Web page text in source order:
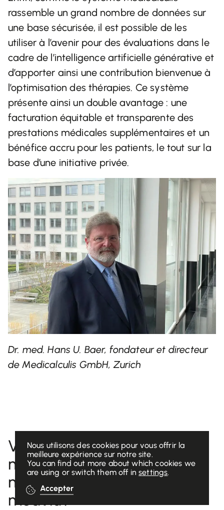
rassemble un grand nombre de données sur
une base sécurisée, il est possible de les
utiliser à l’avenir pour des évaluations dans le
cadre de l’intelligence artificielle générative et
d’apporter ainsi une contribution bienvenue à
l’optimisation des thérapies. Ce système
présente ainsi un double avantage : une
facturation équitable et transparente des
prestations médicales supplémentaires et un
bénéfice accru pour les patients, le tout sur la
base d’une initiative privée.
Dr. med. Hans U. Baer, fondateur et directeur
de Medicalculis GmbH, Zurich
Vous voulez recevoir la
newsletter sur nouvelles de
notre entreprise et l'app
medviu?
Nous utilisons des cookies pour vous offrir la
meilleure expérience sur notre site.
You can find out more about which cookies we
are using or switch them off insettings.
Accepter